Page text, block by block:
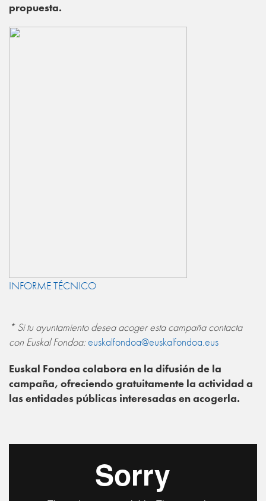
propuesta.
INFORME TÉCNICO
* Si tu ayuntamiento desea acoger esta campaña contacta
con Euskal Fondoa:euskalfondoa@euskalfondoa.eus
Euskal Fondoa colabora en la difusión de la
campaña, ofreciendo gratuitamente la actividad a
las entidades públicas interesadas en acogerla.